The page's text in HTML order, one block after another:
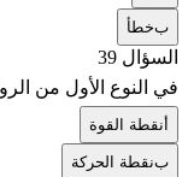
بخطأ
السؤال 39
في النوع الأول من
نقطة القوة
بنقطة الحركة